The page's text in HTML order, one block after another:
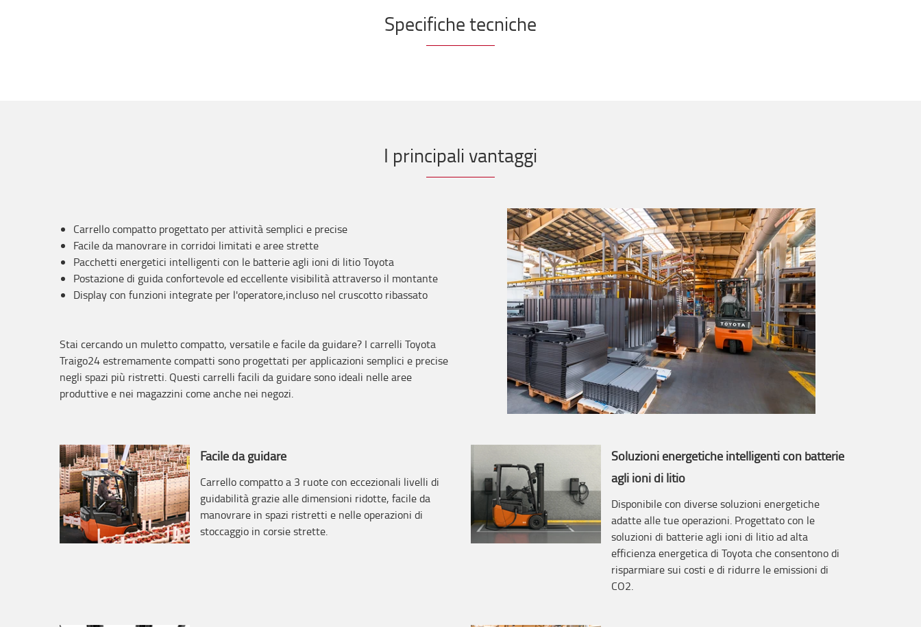
Specifiche tecniche
I principali vantaggi
Carrello compatto progettato per attività semplici e precise
Facile da manovrare in corridoi limitati e aree strette
Pacchetti energetici intelligenti con le batterie agli ioni di litio Toyota
Postazione di guida confortevole ed eccellente visibilità attraverso il montante
Display con funzioni integrate per l'operatore,incluso nel cruscotto ribassato
Stai cercando un muletto compatto, versatile e facile da guidare? I carrelli Toyota
Traigo24 estremamente compatti sono progettati per applicazioni semplici e precise
negli spazi più ristretti. Questi carrelli facili da guidare sono ideali nelle aree
produttive e nei magazzini come anche nei negozi.
Facile da guidare
Carrello compatto a 3 ruote con eccezionali livelli di
guidabilità grazie alle dimensioni ridotte, facile da
manovrare in spazi ristretti e nelle operazioni di
stoccaggio in corsie strette.
Soluzioni energetiche intelligenti con batterie
agli ioni di litio
Disponibile con diverse soluzioni energetiche
adatte alle tue operazioni. Progettato con le
soluzioni di batterie agli ioni di litio ad alta
efficienza energetica di Toyota che consentono di
risparmiare sui costi e di ridurre le emissioni di
CO2.